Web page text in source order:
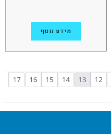
מידע נוסף
12
13
14
15
16
17